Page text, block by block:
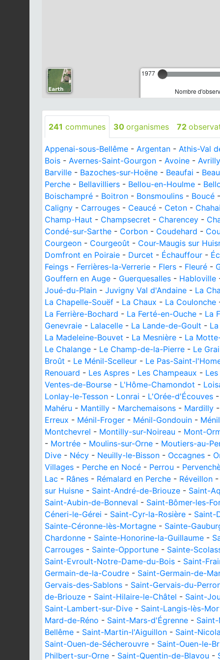
1977
Nombre
241 communes 30 organismes 72
Appenai-sous-Bellême - Argentan - Athis-Val
Bois - Avernes-Saint-Gourgon - Avoine - Avrilly
Barville - Bazoches-sur-Hoëne - Beaufai -
Perche - Bellavilliers - Bellou-en-Houlme -
Boischampré - Boitron - Bonsmoulins - Boucé
Caligny - Carrouges - Ceaucé - Ceton -
Champ-Haut - Champsecret - Charencey -
Condé-sur-Sarthe - Corbon - Coudehard -
Courgeon - Courgeoût - Cour-Maugis sur
Domfront en Poiraie - Durcet - Échauffour -
Feings - Ferrières-la-Verrerie - Flers - Fleuré -
Gouffern en Auge - Guerquesalles - Habloville
Joué-du-Plain - Juvigny Val d'Andaine - La
La Chapelle-Souëf - La Chaux - La Coulonche
La Ferrière-Bochard - La Ferté-en-Ouche - La
Genevraie - Lalacelle - La Lande-de-Goult -
La Madeleine-Bouvet - La Mesnière - La
Le Chalange - Le Champ-de-la-Pierre - Le
Broût - Le Ménil-Scelleur - Le Pas-Saint-
Renouard - Les Aspres - Les Champeaux -
Ventes-de-Bourse - L'Hôme-Chamondot -
Lonlay-le-Tesson - Lonrai - L'Orée-d'Écouves
Mahéru - Mantilly - Marchemaisons - Mardilly
Erreux - Ménil-Froger - Ménil-Gondouin -
Montchevrel - Montilly-sur-Noireau - Mont-
- Mortrée - Moulins-sur-Orne - Moutiers-au-
Dive - Nécy - Neuilly-le-Bisson - Occagnes -
Villages - Perche en Nocé - Perrou -
Lac - Rânes - Rémalard en Perche - Réveillon
sur Huisne - Saint-André-de-Briouze - Saint-
Saint-Aubin-de-Bonneval - Saint-Bômer-les-
Céneri-le-Gérei - Saint-Cyr-la-Rosière - Saint-
Sainte-Céronne-lès-Mortagne - Sainte-
Chardonne - Sainte-Honorine-la-Guillaume -
Carrouges - Sainte-Opportune - Sainte-
Saint-Evroult-Notre-Dame-du-Bois - Saint-
Germain-de-la-Coudre - Saint-Germain-de-
Gervais-des-Sablons - Saint-Gervais-du-
de-Briouze - Saint-Hilaire-le-Châtel - Saint-
Saint-Lambert-sur-Dive - Saint-Langis-lès-
Mard-de-Réno - Saint-Mars-d'Égrenne -
Bellême - Saint-Martin-l'Aiguillon - Saint-
Saint-Ouen-de-Sécherouvre - Saint-Ouen-le-
Philbert-sur-Orne - Saint-Quentin-de-Blavou -